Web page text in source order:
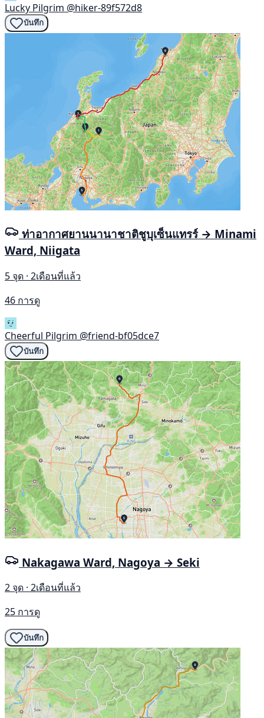
Lucky Pilgrim @hiker-89f572d8
บันทึก
ท่าอากาศยานนานาชาติชูบุเซ็นแทรร์ → Minami
Ward, Niigata
5 จุด · 2เดือนที่แล้ว
46 การดู
Cheerful Pilgrim @friend-bf05dce7
บันทึก
Nakagawa Ward, Nagoya → Seki
2 จุด · 2เดือนที่แล้ว
25 การดู
บันทึก